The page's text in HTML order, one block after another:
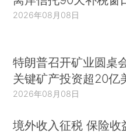
2026年08月08日
特朗普召开矿业圆桌
关键矿产投资超20亿
2026年08月08日
境外收入征税 保险收